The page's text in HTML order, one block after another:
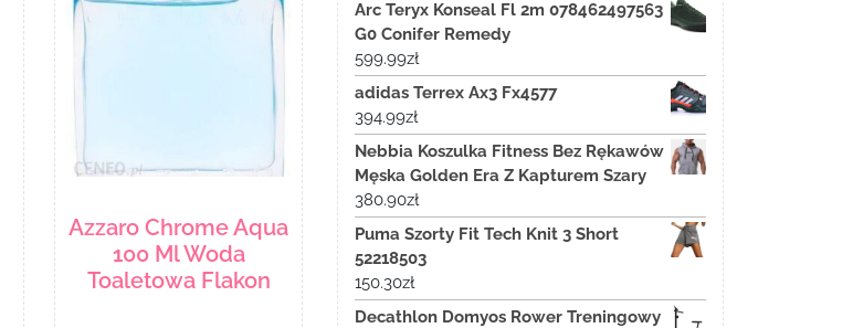
Azzaro Chrome Aqua
100 Ml Woda
Toaletowa Flakon
Arc Teryx Konseal Fl 2m 078462497563
G0 Conifer Remedy
599.99zł
adidas Terrex Ax3 Fx4577
394.99zł
Nebbia Koszulka Fitness Bez Rękawów
Męska Golden Era Z Kapturem Szary
380.90zł
Puma Szorty Fit Tech Knit 3 Short
52218503
150.30zł
Decathlon Domyos Rower Treningowy